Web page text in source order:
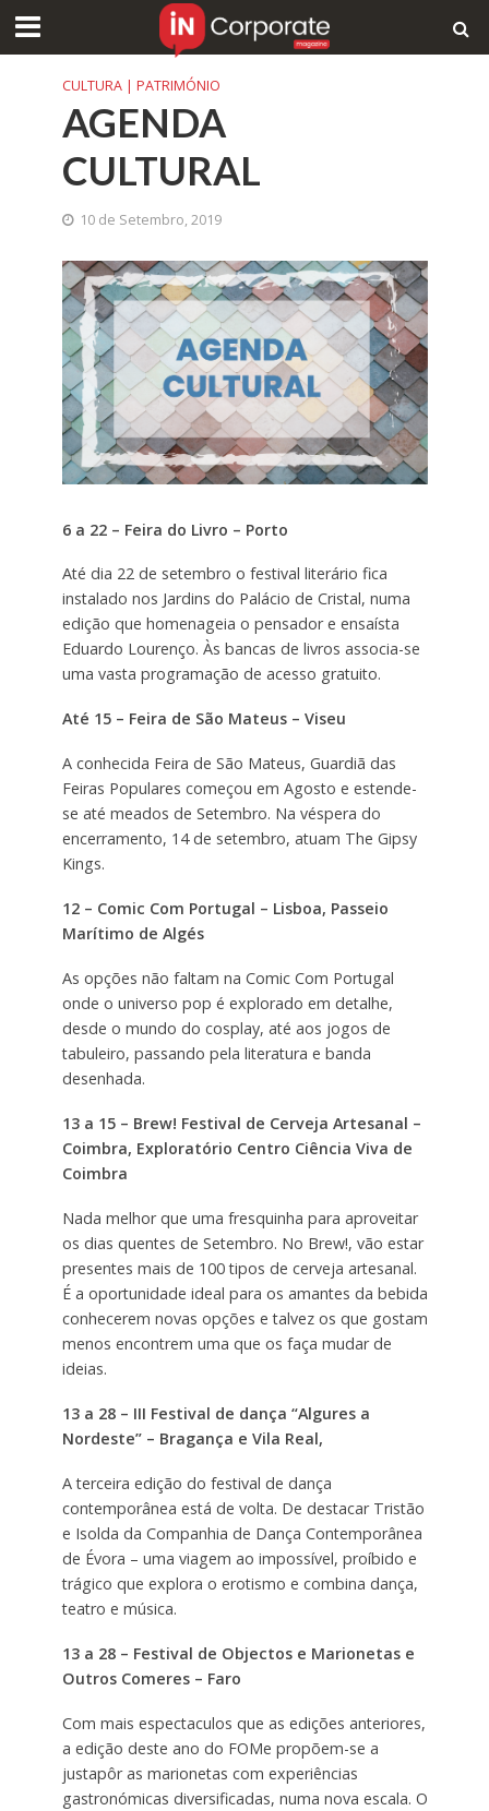
CULTURA | PATRIMÓNIO
AGENDA
CULTURAL
10 de Setembro, 2019
6 a 22 – Feira do Livro – Porto
Até dia 22 de setembro o festival literário fica
instalado nos Jardins do Palácio de Cristal, numa
edição que homenageia o pensador e ensaísta
Eduardo Lourenço. Às bancas de livros associa-se
uma vasta programação de acesso gratuito.
Até 15 – Feira de São Mateus – Viseu
A conhecida Feira de São Mateus, Guardiã das
Feiras Populares começou em Agosto e estende-
se até meados de Setembro. Na véspera do
encerramento, 14 de setembro, atuam The Gipsy
Kings.
12 – Comic Com Portugal – Lisboa, Passeio
Marítimo de Algés
As opções não faltam na Comic Com Portugal
onde o universo pop é explorado em detalhe,
desde o mundo do cosplay, até aos jogos de
tabuleiro, passando pela literatura e banda
desenhada.
13 a 15 – Brew! Festival de Cerveja Artesanal –
Coimbra, Exploratório Centro Ciência Viva de
Coimbra
Nada melhor que uma fresquinha para aproveitar
os dias quentes de Setembro. No Brew!, vão estar
presentes mais de 100 tipos de cerveja artesanal.
É a oportunidade ideal para os amantes da bebida
conhecerem novas opções e talvez os que gostam
menos encontrem uma que os faça mudar de
ideias.
13 a 28 – III Festival de dança “Algures a
Nordeste” – Bragança e Vila Real,
A terceira edição do festival de dança
contemporânea está de volta. De destacar Tristão
e Isolda da Companhia de Dança Contemporânea
de Évora – uma viagem ao impossível, proíbido e
trágico que explora o erotismo e combina dança,
teatro e música.
13 a 28 – Festival de Objectos e Marionetas e
Outros Comeres – Faro
Com mais espectaculos que as edições anteriores,
a edição deste ano do FOMe propõem-se a
justapôr as marionetas com experiências
gastronómicas diversificadas, numa nova escala. O